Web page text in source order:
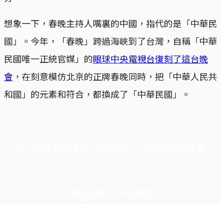
想象一下，春晚主持人嘴裏的中國，指代的是「中華民
國」。今年，「春晚」跨過海峽到了台灣，自稱「中華
民國唯一正統官媒」的眼球中央電視台復刻了這台晚
會 ，在刻意模仿北京的正牌春晚同時，把「中華人民共
和國」的元素和符合，都換成了「中華民國」。